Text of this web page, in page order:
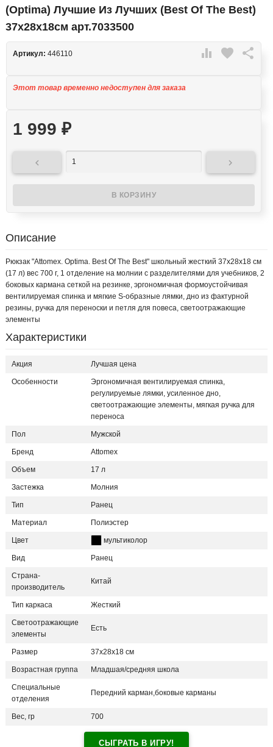
(Optima) Лучшие Из Лучших (Best Of The Best)
37x28x18см арт.7033500
 favorite 
Артикул: 446110
Этот товар временно недоступен для заказа
1 999 ₽
 
Описание
Рюкзак "Attomex. Optima. Best Of The Best" школьный жесткий 37x28x18 см
(17 л) вес 700 г, 1 отделение на молнии с разделителями для учебников, 2
боковых кармана сеткой на резинке, эргономичная формоустойчивая
вентилируемая спинка и мягкие S-образные лямки, дно из фактурной
резины, ручка для переноски и петля для повеса, светоотражающие
элементы
Характеристики
Акция Лучшая цена
Особенности
Эргономичная вентилируемая спинка,
регулируемые лямки, усиленное дно,
светоотражающие элементы, мягкая ручка для
переноса
Пол Мужской
Бренд Attomex
Объем 17 л
Застежка Молния
Тип Ранец
Материал Полиэстер
Цвет мультиколор
Вид Ранец
Страна-
производитель
Китай
Тип каркаса Жесткий
Светоотражающие
элементы
Есть
Размер 37x28x18 см
Возрастная группа Младшая/средняя школа
Специальные
отделения
Передний карман,боковые карманы
Вес, гр 700
СЫГРАТЬ В ИГРУ!